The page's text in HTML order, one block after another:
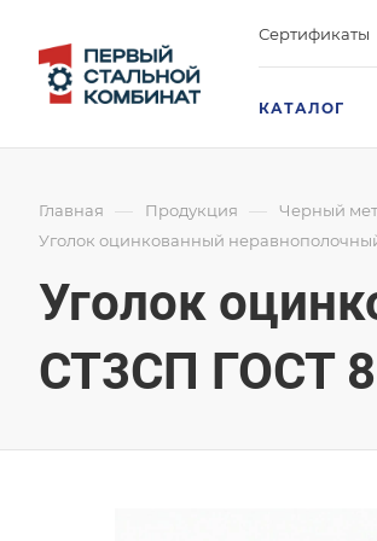
Сертификаты
КАТАЛОГ
Главная — Продукция — Черный
Уголок оцинкованный
Уголок
СТ3СП ГОСТ